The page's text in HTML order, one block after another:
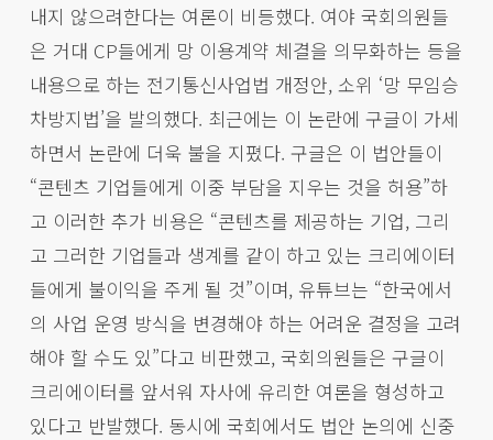
내지 않으려한다는 여론이 비등했다. 여야 국회의원들
은 거대 CP들에게 망 이용계약 체결을 의무화하는 등을
내용으로 하는 전기통신사업법 개정안, 소위 ‘망 무임승
차방지법’을 발의했다. 최근에는 이 논란에 구글이 가세
하면서 논란에 더욱 불을 지폈다. 구글은 이 법안들이
“콘텐츠 기업들에게 이중 부담을 지우는 것을 허용”하
고 이러한 추가 비용은 “콘텐츠를 제공하는 기업, 그리
고 그러한 기업들과 생계를 같이 하고 있는 크리에이터
들에게 불이익을 주게 될 것”이며, 유튜브는 “한국에서
의 사업 운영 방식을 변경해야 하는 어려운 결정을 고려
해야 할 수도 있”다고 비판했고, 국회의원들은 구글이
크리에이터를 앞서워 자사에 유리한 여론을 형성하고
있다고 반발했다. 동시에 국회에서도 법안 논의에 신중